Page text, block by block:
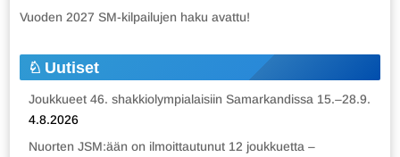
Vuoden 2027 SM-kilpailujen haku avattu!
Uutiset
Joukkueet 46. shakkiolympialaisiin Samarkandissa 15.–28.9.
4.8.2026
Nuorten JSM:ään on ilmoittautunut 12 joukkuetta –